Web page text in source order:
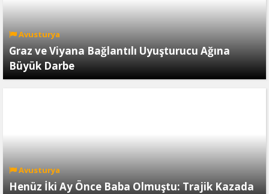
Avusturya
Graz ve Viyana Bağlantılı Uyuşturucu Ağına
Büyük Darbe
Avusturya
Henüz İki Ay Önce Baba Olmuştu: Trajik Kazada